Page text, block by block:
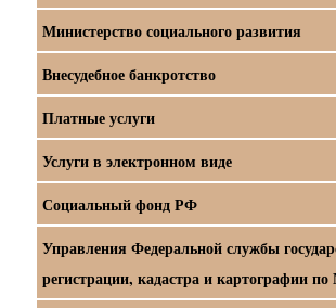
Министерство социального развития
Внесудебное банкротство
Платные услуги
Услуги в электронном виде
Социальный фонд РФ
Управления Федеральной службы
регистрации, кадастра и картографии